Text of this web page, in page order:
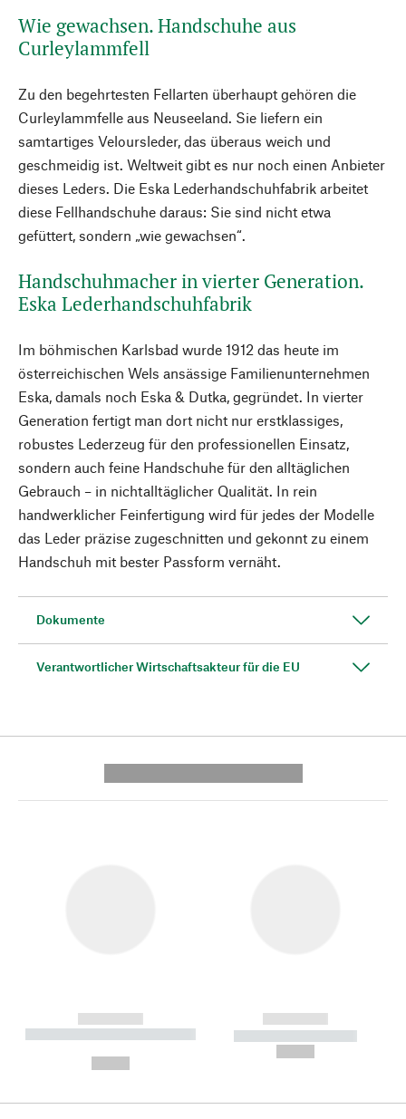
Wie gewachsen. Handschuhe aus
Curleylammfell
Zu den begehrtesten Fellarten überhaupt gehören die
Curleylammfelle aus Neuseeland. Sie liefern ein
samtartiges Veloursleder, das überaus weich und
geschmeidig ist. Weltweit gibt es nur noch einen Anbieter
dieses Leders. Die Eska Lederhandschuhfabrik arbeitet
diese Fellhandschuhe daraus: Sie sind nicht etwa
gefüttert, sondern „wie gewachsen“.
Handschuhmacher in vierter Generation.
Eska Lederhandschuhfabrik
Im böhmischen Karlsbad wurde 1912 das heute im
österreichischen Wels ansässige Familienunternehmen
Eska, damals noch Eska & Dutka, gegründet. In vierter
Generation fertigt man dort nicht nur erstklassiges,
robustes Lederzeug für den professionellen Einsatz,
sondern auch feine Handschuhe für den alltäglichen
Gebrauch – in nichtalltäglicher Qualität. In rein
handwerklicher Feinfertigung wird für jedes der Modelle
das Leder präzise zugeschnitten und gekonnt zu einem
Handschuh mit bester Passform vernäht.
Dokumente
Verantwortlicher Wirtschaftsakteur für die EU
------------
----------- ----------- --------
------------
----------- -----------